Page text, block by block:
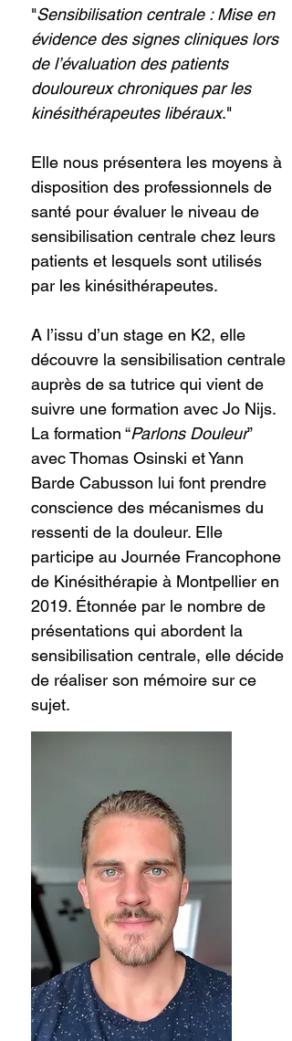
"Sensibilisation centrale : Mise en
évidence des signes cliniques lors
de l’évaluation des patients
douloureux chroniques par les
kinésithérapeutes libéraux."
Elle nous présentera les moyens à
disposition des professionnels de
santé pour évaluer le niveau de
sensibilisation centrale chez leurs
patients et lesquels sont utilisés
par les kinésithérapeutes.
A l’issu d’un stage en K2, elle
découvre la sensibilisation centrale
auprès de sa tutrice qui vient de
suivre une formation avec Jo Nijs.
La formation “Parlons Douleur”
avec Thomas Osinski et Yann
Barde Cabusson lui font prendre
conscience des mécanismes du
ressenti de la douleur. Elle
participe au Journée Francophone
de Kinésithérapie à Montpellier en
2019. Étonnée par le nombre de
présentations qui abordent la
sensibilisation centrale, elle décide
de réaliser son mémoire sur ce
sujet.